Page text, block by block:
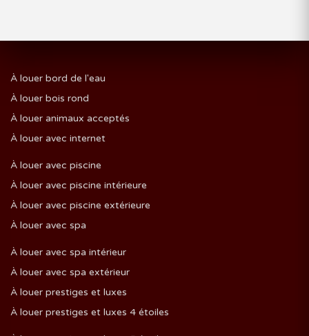
À louer bord de l'eau
À louer bois rond
À louer animaux acceptés
À louer avec internet
À louer avec piscine
À louer avec piscine intérieure
À louer avec piscine extérieure
À louer avec spa
À louer avec spa intérieur
À louer avec spa extérieur
À louer prestiges et luxes
À louer prestiges et luxes 4 étoiles